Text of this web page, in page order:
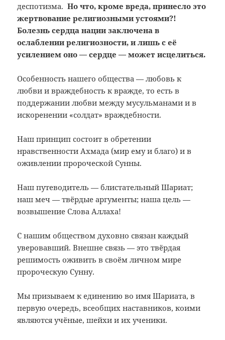
деспотизма.Но что, кроме вреда, принесло это
жертвование религиозными устоями?!
Болезнь сердца нации заключена в
ослаблении религиозности, и лишь с её
усилением оно — сердце — может исцелиться.
Особенность нашего общества — любовь к
любви и враждебность к вражде, то есть в
поддержании любви между мусульманами и в
искоренении «солдат» враждебности.
Наш принцип состоит в обретении
нравственности Ахмада (мир ему и благо) и в
оживлении пророческой Сунны.
Наш путеводитель — блистательный Шариат;
наш меч — твёрдые аргументы; наша цель —
возвышение Слова Аллаха!
С нашим обществом духовно связан каждый
уверовавший. Внешне связь — это твёрдая
решимость оживить в своём личном мире
пророческую Сунну.
Мы призываем к единению во имя Шариата, в
первую очередь, всеобщих наставников, коими
являются учёные, шейхи и их ученики.